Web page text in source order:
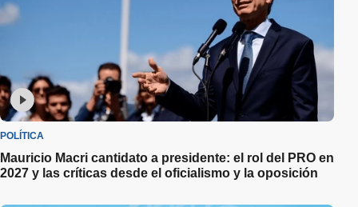
POLÍTICA
Mauricio Macri cantidato a presidente: el rol del PRO en
2027 y las críticas desde el oficialismo y la oposición